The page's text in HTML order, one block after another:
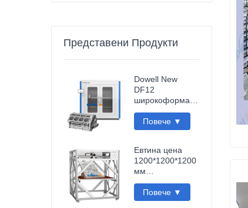
Представени Продукти
Dowell New
DF12
широкоформатен
3D принтер,
високопрецизен
Impresora 3D
индустриален
принтер за
модели
Повече ▼
Евтина цена
1200*1200*1200
мм
високоскоростен
FDM
интелигентен 3D
Повече ▼